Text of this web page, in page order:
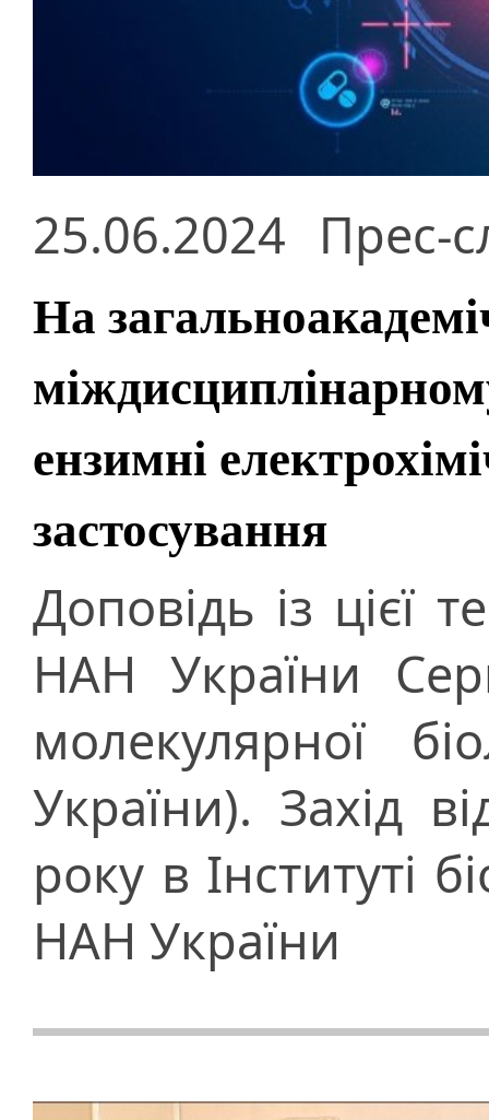
25.06.2024 Прес-
На
ензимні
застосування
Доповідь із цієї
НАН України
молекулярної
України). Захід
року в Інституті
НАН України